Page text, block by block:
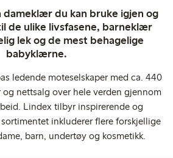
du kan bruke igjen og
de ulike livsfasene, barneklær
lek og de mest behagelige
babyklærne.
ledende moteselskaper med ca. 440
og nettsalg over hele verden gjennom
Lindex tilbyr inspirerende og
inkluderer flere forskjellige
barn, undertøy og kosmetikk.